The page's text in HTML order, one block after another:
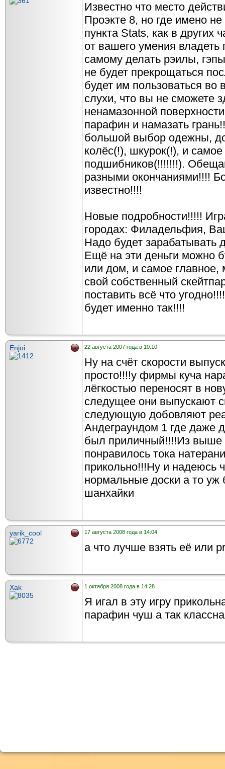
Известно что место
Проэкте 8, но где имено
пункта Stats, как в других
от вашего умения
самому делать рэилы,
не будет прекрощаться
будет им пользоваться
слухи, что вы не сможете
ненамазонной
парафин и намазать
большой выбор одежны,
колёс(!), шкурок(!), и
подшибников(!!!!!!!).
разными окончаниями!!!!
известно!!!!
Новые подробности!!!!!
городах: Филадельфия,
Надо будет зарабатывать
Ещё на эти деньги можно
или дом, и самое главное,
свой собственный
поставить всё что
будет именно так!!!!
Enjoi 22 августа 2007 года в 10:10
Ну на счёт скорости
просто!!!!у фирмы куча
лёгкостью переносят в
следущее они выпускают
следующую добовляют
Андеграундом 1 где даже
был приличный!!!!Из выше
понравилось тока
прикольно!!!Ну и надеюсь
нормальные доски а то
шанхайки
yarik_cool 17 августа 2008 года в 14:04
а что лучше взять её или
Xak 1 октября 2008 года в 14:28
Я игал в эту игру
парафин чуш а так